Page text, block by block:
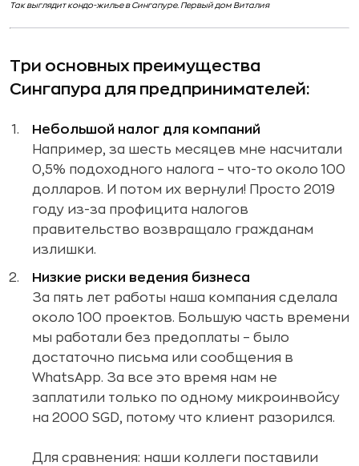
Так выглядит кондо-жилье в Сингапуре. Первый дом Виталия
Три основных преимущества
Сингапура для предпринимателей:
Небольшой налог для компаний
Например, за шесть месяцев мне насчитали
0,5% подоходного налога – что-то около 100
долларов. И потом их вернули! Просто 2019
году из-за профицита налогов
правительство возвращало гражданам
излишки.
Низкие риски ведения бизнеса
За пять лет работы наша компания сделала
около 100 проектов. Большую часть времени
мы работали без предоплаты – было
достаточно письма или сообщения в
WhatsApp. За все это время нам не
заплатили только по одному микроинвойсу
на 2000 SGD, потому что клиент разорился.
Для сравнения: наши коллеги поставили